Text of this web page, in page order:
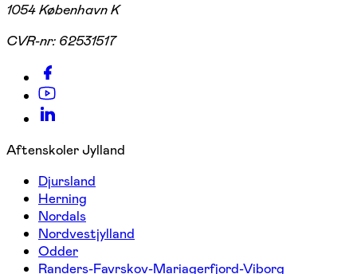
1054 København K
CVR-nr: 62531517
Aftenskoler Jylland
Djursland
Herning
Nordals
Nordvestjylland
Odder
Randers-Favrskov-Mariagerfjord-Viborg